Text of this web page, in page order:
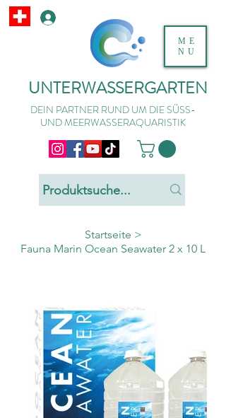
UNTERWASSERGARTEN
DEIN PARTNER RUND UM DIE SÜSS-
UND MEERWASSERAQUARISTIK
ME
NU
Startseite >
Fauna Marin Ocean Seawater 2 x 10 L